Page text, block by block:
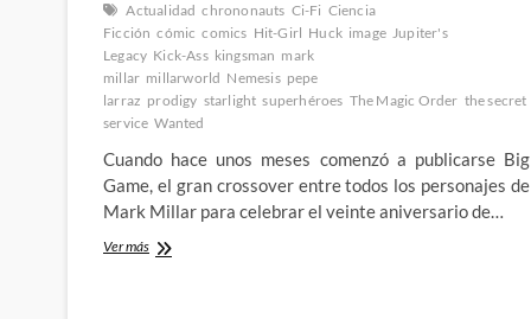
Actualidad chrononauts Ci-Fi Ciencia
Ficción cómic comics Hit-Girl Huck image Jupiter's
Legacy Kick-Ass kingsman mark
millar millarworld Nemesis pepe
larraz prodigy starlight superhéroes The Magic Order the secret
service Wanted
Cuando hace unos meses comenzó a publicarse Big
Game, el gran crossover entre todos los personajes de
Mark Millar para celebrar el veinte aniversario de…
Ver másBig